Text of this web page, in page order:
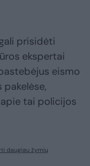
prisidėti
ekspertai
eismo
tai policijos
daugiau žymių